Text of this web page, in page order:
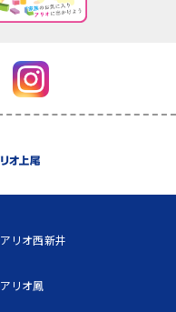
アリオ西新井
アリオ鳳